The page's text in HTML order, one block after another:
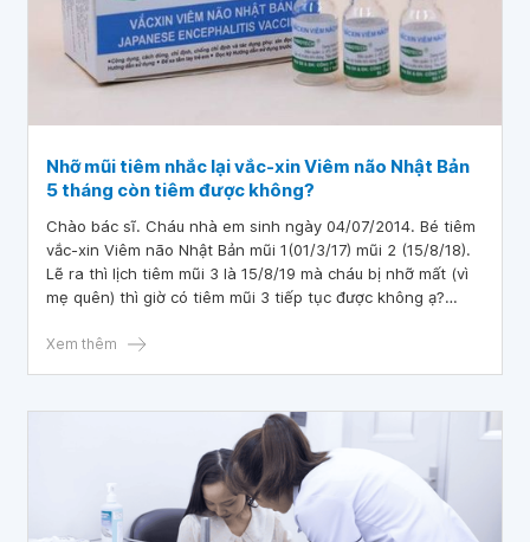
Nhỡ mũi tiêm nhắc lại vắc-xin Viêm não Nhật Bản
5 tháng còn tiêm được không?
Chào bác sĩ. Cháu nhà em sinh ngày 04/07/2014. Bé tiêm
vắc-xin Viêm não Nhật Bản mũi 1(01/3/17) mũi 2 (15/8/18).
Lẽ ra thì lịch tiêm mũi 3 là 15/8/19 mà cháu bị nhỡ mất (vì
mẹ quên) thì giờ có tiêm mũi 3 tiếp tục được không ạ?
Xem thêm